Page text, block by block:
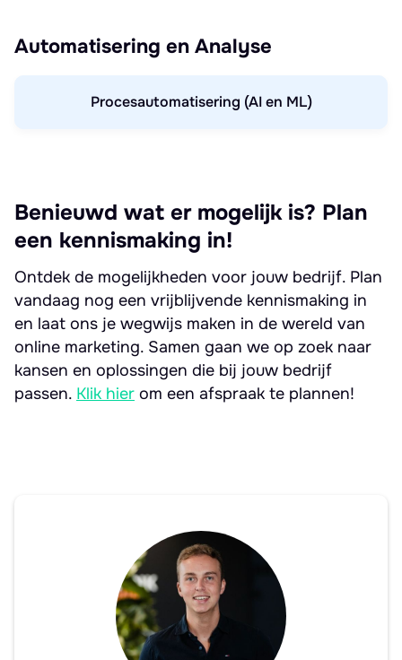
Automatisering en Analyse
Procesautomatisering (AI en ML)
Benieuwd wat er mogelijk is? Plan
een kennismaking in!
Ontdek de mogelijkheden voor jouw bedrijf. Plan
vandaag nog een vrijblijvende kennismaking in
en laat ons je wegwijs maken in de wereld van
online marketing. Samen gaan we op zoek naar
kansen en oplossingen die bij jouw bedrijf
passen. Klik hier om een afspraak te plannen!